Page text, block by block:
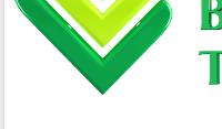
Đắk Lắk nâng cao hiệu quả công tác
Đảng từ Sổ tay đảng viên điện tử
Đắk Lắk đẩy mạnh nuôi biển công
nghệ, hướng tới phát triển thủy sản